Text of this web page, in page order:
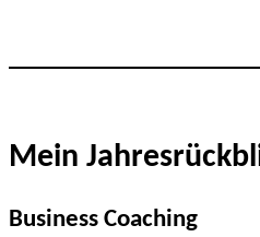
Mein
Business Coaching